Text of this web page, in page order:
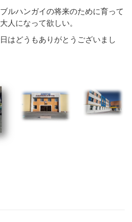
ルハンガイの将来のために育って
人になって欲しい。
はどうもありがとうございまし